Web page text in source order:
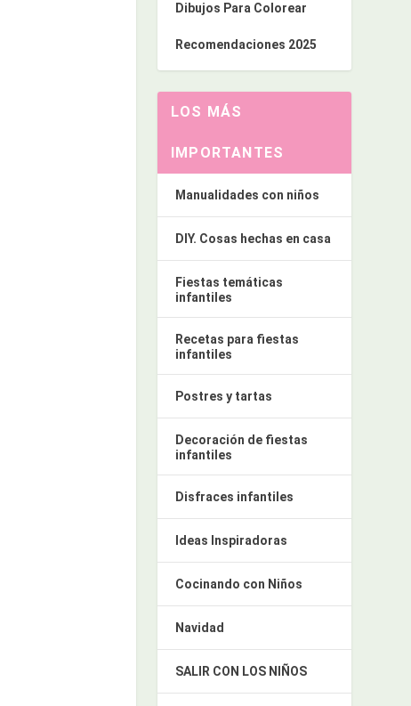
Dibujos Para Colorear
Recomendaciones 2025
LOS MÁS
IMPORTANTES
Manualidades con niños
DIY. Cosas hechas en casa
Fiestas temáticas
infantiles
Recetas para fiestas
infantiles
Postres y tartas
Decoración de fiestas
infantiles
Disfraces infantiles
Ideas Inspiradoras
Cocinando con Niños
Navidad
SALIR CON LOS NIÑOS